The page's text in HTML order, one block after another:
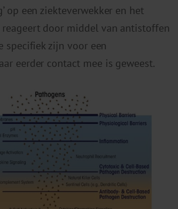
op een ziekteverwekker en het
reageert door middel van antistoffen
specifiek zijn voor een
eerder contact mee is geweest.